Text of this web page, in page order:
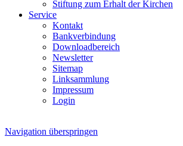
Stiftung zum Erhalt der Kirchen
Service
Kontakt
Bankverbindung
Downloadbereich
Newsletter
Sitemap
Linksammlung
Impressum
Login
Navigation überspringen